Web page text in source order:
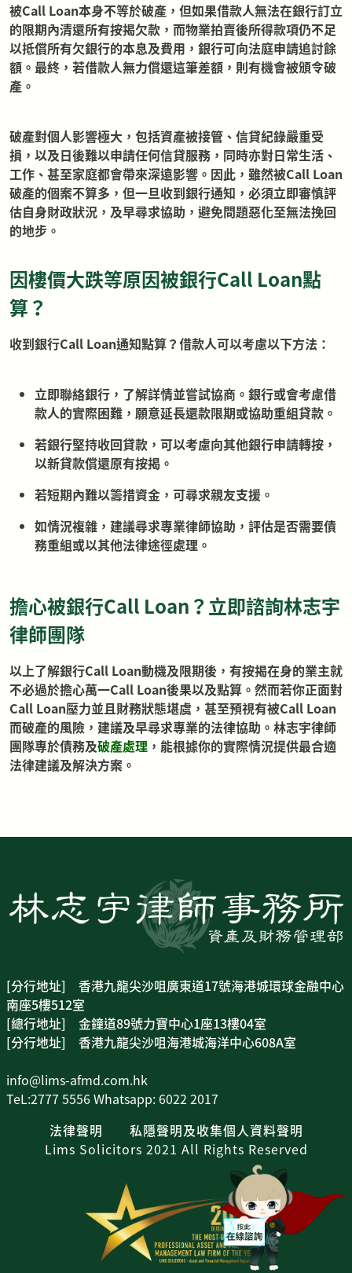
被Call Loan本身不等於破產，但如果借款人無法在銀行訂立
的限期內清還所有按揭欠款，而物業拍賣後所得款項仍不足
以抵償所有欠銀行的本息及費用，銀行可向法庭申請追討餘
額。最終，若借款人無力償還這筆差額，則有機會被頒令破
產。
破產對個人影響極大，包括資產被接管、信貸紀錄嚴重受
損，以及日後難以申請任何信貸服務，同時亦對日常生活、
工作、甚至家庭都會帶來深遠影響。因此，雖然被Call Loan
破產的個案不算多，但一旦收到銀行通知，必須立即審慎評
估自身財政狀況，及早尋求協助，避免問題惡化至無法挽回
的地步。
因樓價大跌等原因被銀行Call Loan點
算？
收到銀行Call Loan通知點算？借款人可以考慮以下方法：
立即聯絡銀行，了解詳情並嘗試協商。銀行或會考慮借
款人的實際困難，願意延長還款限期或協助重組貸款。
若銀行堅持收回貸款，可以考慮向其他銀行申請轉按，
以新貸款償還原有按揭。
若短期內難以籌措資金，可尋求親友支援。
如情況複雜，建議尋求專業律師協助，評估是否需要債
務重組或以其他法律途徑處理。
擔心被銀行Call Loan？立即諮詢林志宇
律師團隊
以上了解銀行Call Loan動機及限期後，有按揭在身的業主就
不必過於擔心萬一Call Loan後果以及點算。然而若你正面對
Call Loan壓力並且財務狀態堪虞，甚至預視有被Call Loan
而破產的風險，建議及早尋求專業的法律協助。林志宇律師
團隊專於債務及破產處理 ，能根據你的實際情況提供最合適
法律建議及解決方案。
[分行地址] 香港九龍尖沙咀廣東道17號海港城環球金融中心
南座5樓512室
[總行地址] 金鐘道89號力寶中心1座13樓04室
[分行地址] 香港九龍尖沙咀海港城海洋中心608A室
info@lims-afmd.com.hk
TeL:2777 5556 Whatsapp: 6022 2017
法律聲明
私隱聲明及收集個人資料聲明
Lims Solicitors 2021 All Rights Reserved